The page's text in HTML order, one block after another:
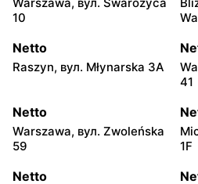
10
Netto
Raszyn, вул. Młynarska 3A
41
Netto
Warszawa, вул. Zwoleńska
59
1F
Netto